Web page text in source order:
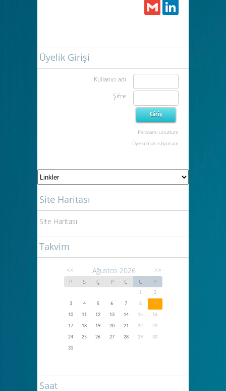
Gmail
Üyelik Girişi
Kullanıcı adı
Şifre
Parolamı unuttum
Üye olmak istiyorum
Site Haritası
Site Haritası
Takvim
<< Ağustos 2026 >>
P S Ç P C C P
1
2
3
4 5 6 7 8
9
10
11 12 13 14 15
16
17
18 19 20 21 22
23
24
25 26 27 28 29
30
31
Saat